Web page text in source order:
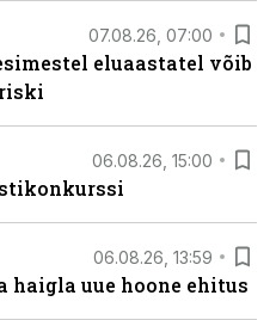
07.08.26, 07:00
eluaastatel võib
06.08.26, 15:00
06.08.26, 13:59
haigla uue hoone ehitus